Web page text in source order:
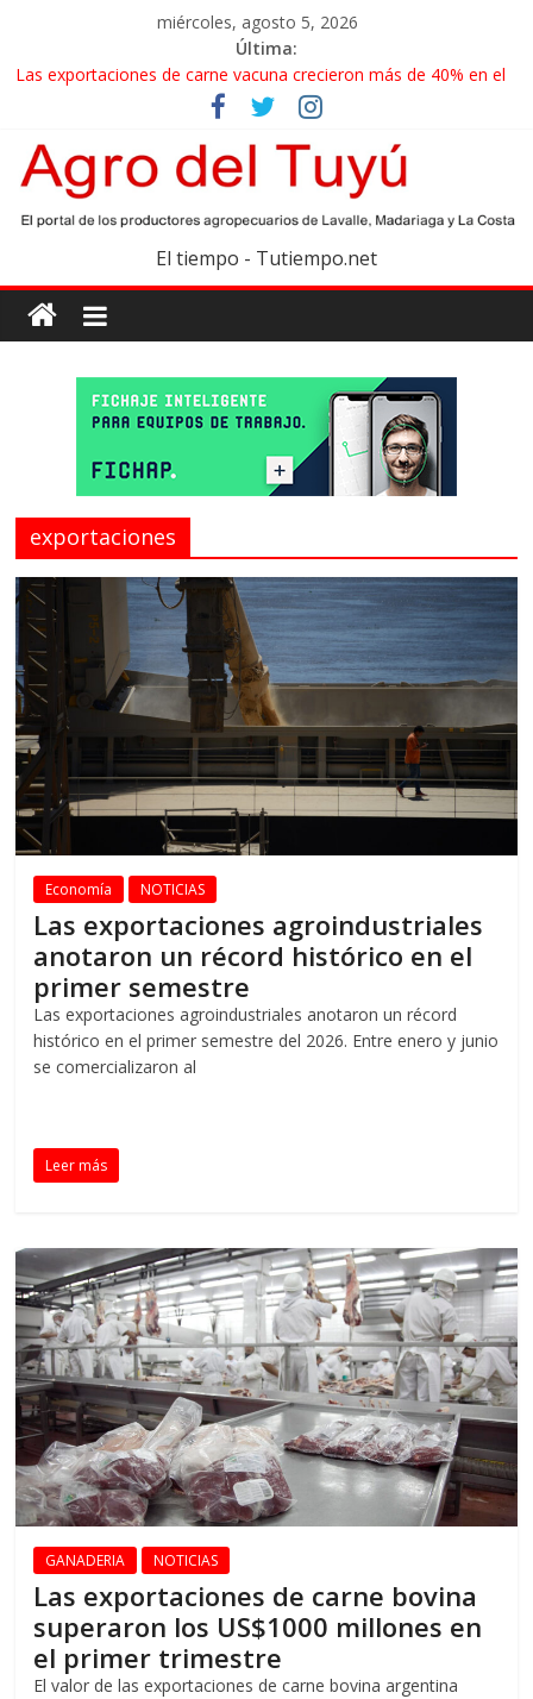
miércoles, agosto 5, 2026
Última:
Las exportaciones de carne vacuna crecieron más de 40% en el
Fuerte rechazo de los ruralistas y la industria frigorífica a los
cambios que impulsa el Gobierno en el IPCVA
El gobierno bonaerense realizará un censo para actualizar el
mapa de la producción hortiflorícola
Las exportaciones agroindustriales anotaron un récord histórico
en el primer semestre
Maíz: estiman una cosecha récord de 71,5 millones de toneladas
El tiempo - Tutiempo.net
exportaciones
Economía NOTICIAS
Las exportaciones agroindustriales
anotaron un récord histórico en el
primer semestre
Las exportaciones agroindustriales anotaron un récord
histórico en el primer semestre del 2026. Entre enero y junio
se comercializaron al
Leer más
GANADERIA NOTICIAS
Las exportaciones de carne bovina
superaron los US$1000 millones en
el primer trimestre
El valor de las exportaciones de carne bovina argentina